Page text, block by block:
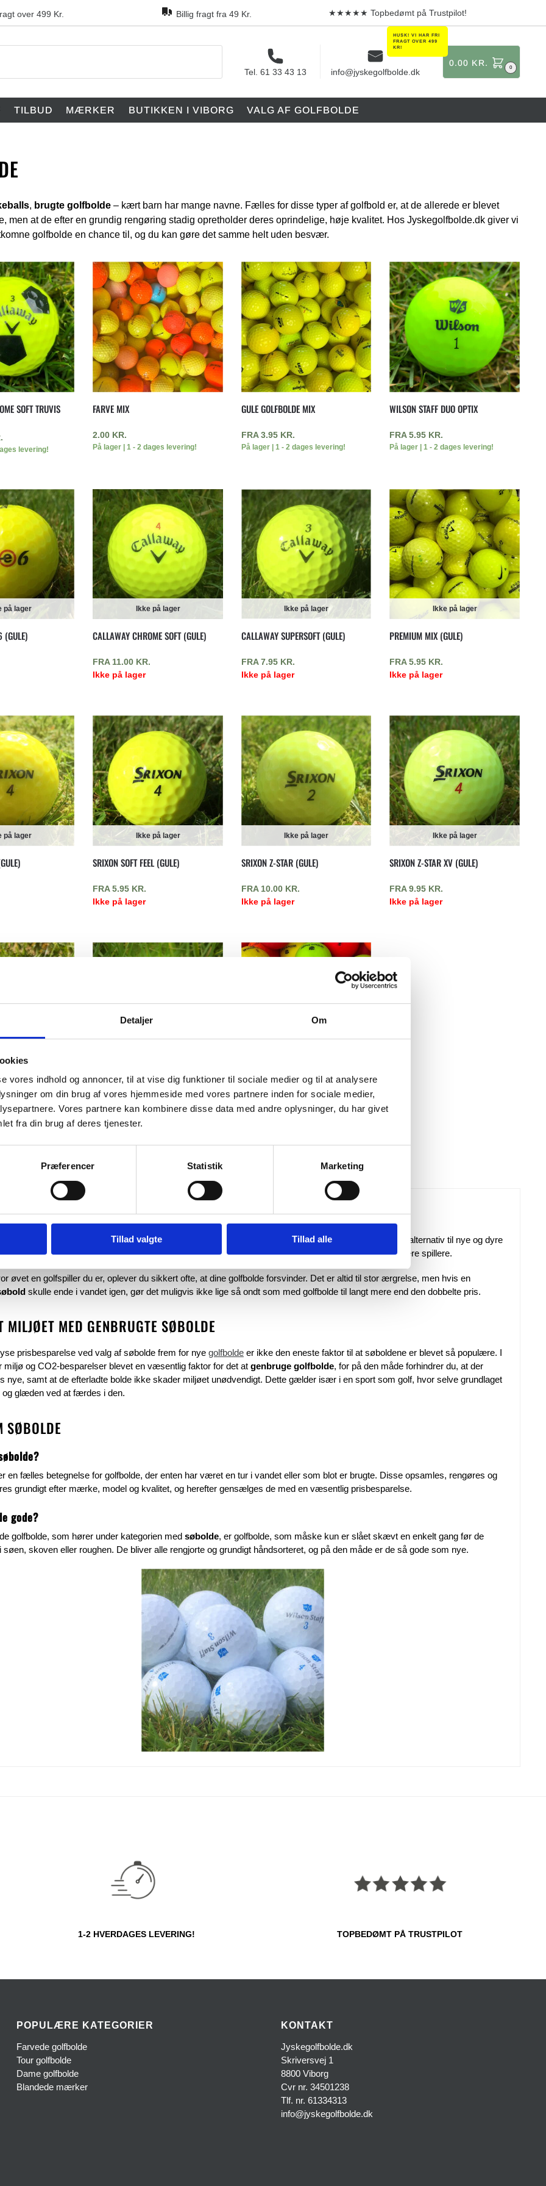
Detaljer Om
vores indhold og annoncer, til at vise dig funktioner til sociale medier og til at analysere
om din brug af vores hjemmeside med vores partnere inden for sociale medier,
Vores partnere kan kombinere disse data med andre oplysninger, du har givet
fra din brug af deres tjenester.
Præferencer Statistik Marketing
Tillad valgte Tillad alle
over 499 Kr. Billig fragt fra 49 Kr. ★★★★★ Topbedømt på Trustpilot!
Tel. 61 33 43 13 info@jyskegolfbolde.dk
0.00 KR. 0
TILBUD MÆRKER BUTIKKEN I VIBORG VALG AF GOLFBOLDE
, brugte golfbolde– kært barn har mange navne. Fælles for disse typer af golfbold er, at de allerede er blevet
men at de efter en grundig rengøring stadig opretholder deres oprindelige, høje kvalitet. Hos Jyskegolfbolde.dk giver vi
golfbolde en chance til, og du kan gøre det samme helt uden besvær.
SOFT TRUVIS
levering!
FARVE MIX
2.00 KR.
På lager | 1 - 2 dages levering!
GULE GOLFBOLDE MIX
FRA 3.95 KR.
På lager | 1 - 2 dages levering!
WILSON STAFF DUO OPTIX
FRA 5.95 KR.
På lager | 1 - 2 dages levering!
på lager
(GULE)
Ikke på lager
CALLAWAY CHROME SOFT (GULE)
FRA 11.00 KR.
Ikke på lager
Ikke på lager
CALLAWAY SUPERSOFT (GULE)
FRA 7.95 KR.
Ikke på lager
Ikke på lager
PREMIUM MIX (GULE)
FRA 5.95 KR.
Ikke på lager
på lager Ikke på lager
SRIXON SOFT FEEL (GULE)
FRA 5.95 KR.
Ikke på lager
Ikke på lager
SRIXON Z-STAR (GULE)
FRA 10.00 KR.
Ikke på lager
Ikke på lager
SRIXON Z-STAR XV (GULE)
FRA 9.95 KR.
Ikke på lager
på lager
TITLEIST TRUFEEL (GULE)
8.95KR.
Ikke på lager
WILSON STAFF DX2 SOFT (FARVEDE)
FRA 5.95KR.
MED DEN BEDSTE KVALITET
af golfspillere over hele verden har virkeligt fået øjnene op for at benytte søbolde . Disse søbolde er et alternativ til nye og dyre
kvaliteten stadig er helt i top. På den måde kan en ellers dyr sport gøres mere fremkommelig for flere spillere.
øvet en golfspiller du er, oplever du sikkert ofte, at dine golfbolde forsvinder. Det er altid til stor ærgrelse, men hvis en
skulle ende i vandet igen, gør det muligvis ikke lige så ondt som med golfbolde til langt mere end den dobbelte pris.
MILJØET MED GENBRUGTE SØBOLDE
prisbesparelse ved valg af søbolde frem for nye golfboldeer ikke den eneste faktor til at søboldene er blevet så populære. I
miljø og CO2-besparelser blevet en væsentlig faktor for det at genbruge golfbolde, for på den måde forhindrer du, at der
nye, samt at de efterladte bolde ikke skader miljøet unødvendigt. Dette gælder især i en sport som golf, hvor selve grundlaget
og glæden ved at færdes i den.
SØBOLDE
en fælles betegnelse for golfbolde, der enten har været en tur i vandet eller som blot er brugte. Disse opsamles, rengøres og
grundigt efter mærke, model og kvalitet, og herefter gensælges de med en væsentlig prisbesparelse.
gode?
golfbolde, som hører under kategorien med søbolde, er golfbolde, som måske kun er slået skævt en enkelt gang før de
søen, skoven eller roughen. De bliver alle rengjorte og grundigt håndsorteret, og på den måde er de så gode som nye.
1-2 HVERDAGES LEVERING! TOPBEDØMT PÅ TRUSTPILOT
POPULÆRE KATEGORIER
Farvede golfbolde
Tour golfbolde
Dame golfbolde
Blandede mærker
KONTAKT
Jyskegolfbolde.dk
Skriversvej 1
8800 Viborg
Cvr nr. 34501238
Tlf. nr. 61334313
info@jyskegolfbolde.dk